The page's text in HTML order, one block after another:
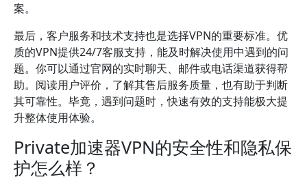
案。
最后，客户服务和技术支持也是选择VPN的重要标准。优
质的VPN提供24/7客服支持，能及时解决使用中遇到的问
题。你可以通过官网的实时聊天、邮件或电话渠道获得帮
助。阅读用户评价，了解其售后服务质量，也有助于判断
其可靠性。毕竟，遇到问题时，快速有效的支持能极大提
升整体使用体验。
Private加速器VPN的安全性和隐私保
护怎么样？